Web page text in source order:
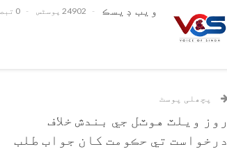
ويب ڊيسڪ 24902 پوسٹس 0 تبصرے
پچھلی پوسٹ
روز ويلٽ هوٽل جي بندش خلاف
درخواست تي حڪومت کان جواب طلب